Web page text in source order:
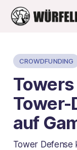
CROWDFUNDING
auf
Tower Defense